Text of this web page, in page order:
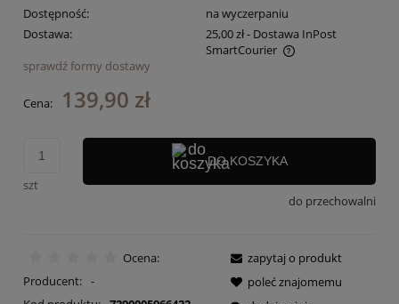
Dostępność:
na wyczerpaniu
Dostawa:
25,00 zł- Dostawa InPost
SmartCourier
Cena nie zawiera ewentualnych kosztów płatności
sprawdź formy dostawy
Cena: 139,90 zł
szt
DO KOSZYKA
do przechowalni
Ocena:
Producent: -
zapytaj o produkt
poleć znajomemu